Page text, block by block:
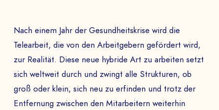
Nach einem Jahr der Gesundheitskrise wird die
Telearbeit, die von den Arbeitgebern gefördert wird,
zur Realität. Diese neue hybride Art zu arbeiten setzt
sich weltweit durch und zwingt alle Strukturen, ob
groß oder klein, sich neu zu erfinden und trotz der
Entfernung zwischen den Mitarbeitern weiterhin